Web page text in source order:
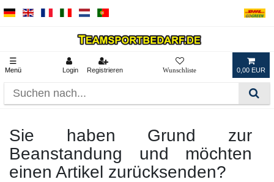
☰
Menü Login Registrieren 0,00 EUR
Sie haben Grund zur
Beanstandung und möchten
einen Artikel zurücksenden?